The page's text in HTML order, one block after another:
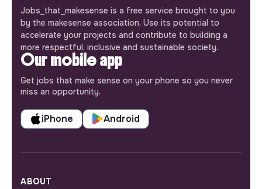
Jobs_that_makesense is a free service brought to you
by the makesense association. Use its potential to
accelerate your projects and contribute to building a
more respectful, inclusive and sustainable society.
Our mobile app
Get jobs that make sense on your phone so you never
miss an opportunity.
iPhone Android
ABOUT